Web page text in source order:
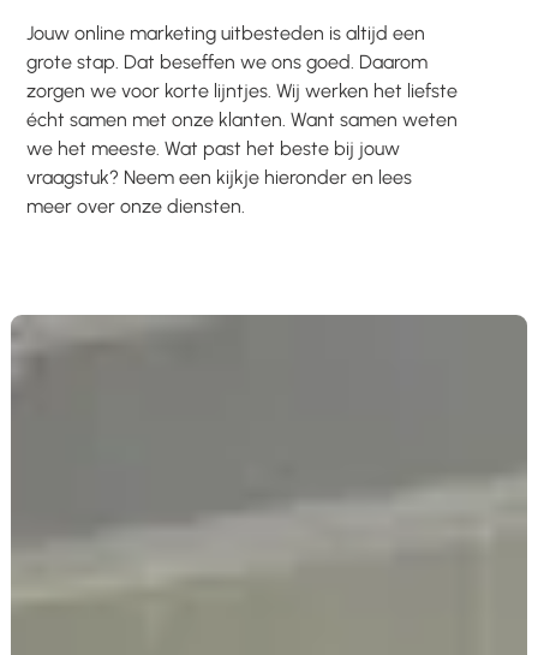
Jouw online marketing uitbesteden is altijd een
grote stap. Dat beseffen we ons goed. Daarom
zorgen we voor korte lijntjes. Wij werken het liefste
écht samen met onze klanten. Want samen weten
we het meeste. Wat past het beste bij jouw
vraagstuk? Neem een kijkje hieronder en lees
meer over onze diensten.